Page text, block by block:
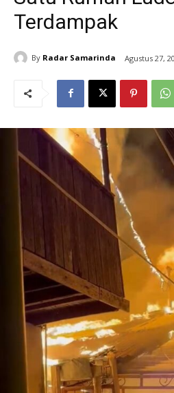
Terdampak
By Radar Samarinda Agustus 27,